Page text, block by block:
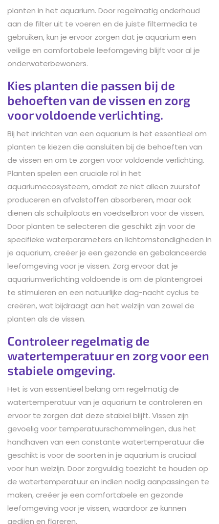
planten in het aquarium. Door regelmatig onderhoud
aan de filter uit te voeren en de juiste filtermedia te
gebruiken, kun je ervoor zorgen dat je aquarium een
veilige en comfortabele leefomgeving blijft voor al je
onderwaterbewoners.
Kies planten die passen bij de
behoeften van de vissen en zorg
voor voldoende verlichting.
Bij het inrichten van een aquarium is het essentieel om
planten te kiezen die aansluiten bij de behoeften van
de vissen en om te zorgen voor voldoende verlichting.
Planten spelen een cruciale rol in het
aquariumecosysteem, omdat ze niet alleen zuurstof
produceren en afvalstoffen absorberen, maar ook
dienen als schuilplaats en voedselbron voor de vissen.
Door planten te selecteren die geschikt zijn voor de
specifieke waterparameters en lichtomstandigheden in
je aquarium, creëer je een gezonde en gebalanceerde
leefomgeving voor je vissen. Zorg ervoor dat je
aquariumverlichting voldoende is om de plantengroei
te stimuleren en een natuurlijke dag-nacht cyclus te
creëren, wat bijdraagt aan het welzijn van zowel de
planten als de vissen.
Controleer regelmatig de
watertemperatuur en zorg voor een
stabiele omgeving.
Het is van essentieel belang om regelmatig de
watertemperatuur van je aquarium te controleren en
ervoor te zorgen dat deze stabiel blijft. Vissen zijn
gevoelig voor temperatuurschommelingen, dus het
handhaven van een constante watertemperatuur die
geschikt is voor de soorten in je aquarium is cruciaal
voor hun welzijn. Door zorgvuldig toezicht te houden op
de watertemperatuur en indien nodig aanpassingen te
maken, creëer je een comfortabele en gezonde
leefomgeving voor je vissen, waardoor ze kunnen
gedijen en floreren.